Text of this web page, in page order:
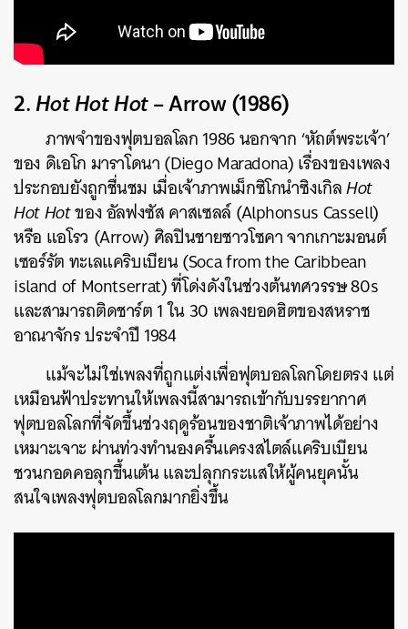
2.Hot Hot Hot– Arrow (1986)
ภาพจำของฟุตบอลโลก 1986 นอกจาก ‘หัถต์พระเจ้า’
ของ ดิเอโก มาราโดนา (Diego Maradona) เรื่องของเพลง
ประกอบยังถูกชื่นชม เมื่อเจ้าภาพเม็กซิโกนำซิงเกิลHot
Hot Hotของ อัลฟงซัส คาสเซลล์ (Alphonsus Cassell)
หรือ แอโรว (Arrow) ศิลปินชายชาวโซคา จากเกาะมอนต์
เซอร์รัต ทะเลแคริบเบียน (Soca from the Caribbean
island of Montserrat) ที่โด่งดังในช่วงต้นทศวรรษ 80s
และสามารถติดชาร์ต 1 ใน 30 เพลงยอดฮิตของสหราช
อาณาจักร ประจำปี 1984
แม้จะไม่ใช่เพลงที่ถูกแต่งเพื่อฟุตบอลโลกโดยตรง แต่
เหมือนฟ้าประทานให้เพลงนี้สามารถเข้ากับบรรยากาศ
ฟุตบอลโลกที่จัดขึ้นช่วงฤดูร้อนของชาติเจ้าภาพได้อย่าง
เหมาะเจาะ ผ่านท่วงทำนองครื้นเครงสไตล์แคริบเบียน
ชวนกอดคอลุกขึ้นเต้น และปลุกกระแสให้ผู้คนยุคนั้น
สนใจเพลงฟุตบอลโลกมากยิ่งขึ้น